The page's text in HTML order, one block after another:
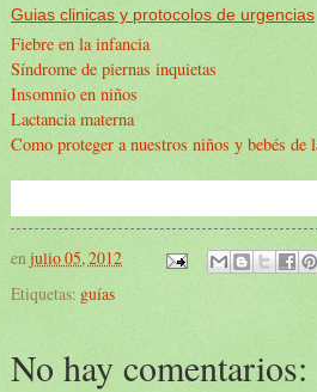
Guias clinicas y protocolos de urgencias
Fiebre en la infancia
Síndrome de piernas inquietas
Insomnio en niños
Lactancia materna
Como proteger a nuestros niños y bebés de
enjulio 05, 2012
Etiquetas: guías
No hay comentarios: